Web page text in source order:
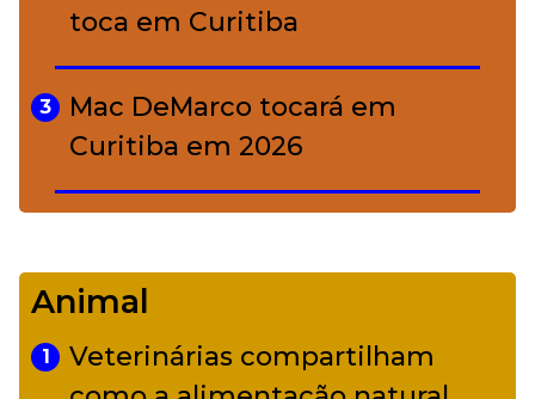
toca em Curitiba
3
Mac DeMarco tocará em
Curitiba em 2026
Camerata tem repertório
diverso a partir de R$ 17
Animal
1
Veterinárias compartilham